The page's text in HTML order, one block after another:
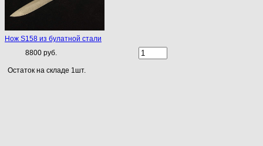
Нож S158 из булатной стали
8800 руб.
Остаток на складе 1шт.